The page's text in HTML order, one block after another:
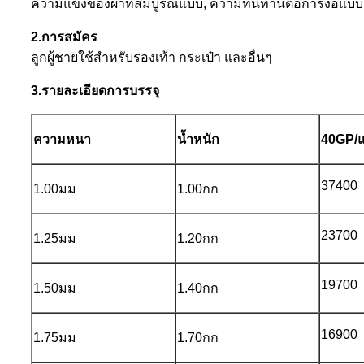
ความแข็งของผ้าที่สมบูรณ์แบบ, ความทนทานต่อการงอแบ
2.การสมัคร
ลูกผู้ชายใช้สำหรับรองเท้า กระเป๋า และอื่นๆ
3.รายละเอียดการบรรจุ
ความหนา น้ำหนัก 40GP/
1.00มม 1.00กก 37400
1.25มม 1.20กก 23700
1.50มม 1.40กก 19700
1.75มม 1.70กก 16900